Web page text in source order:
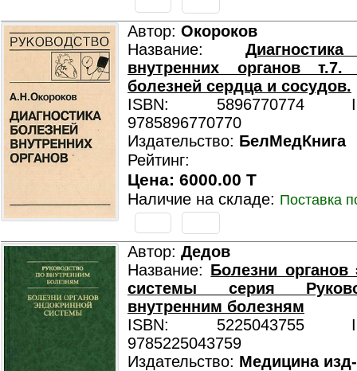
Автор: Окороков
Название:
внутренних органов т.7.
болезней сердца и сосудов.
ISBN: 5896770774
9785896770770
Издательство: БелМедКнига
Рейтинг:
Цена: 6000.00 T
Наличие на складе: Поставка
Автор: Дедов
Название: Болезни органов
системы серия
внутренним болезням
ISBN: 5225043755
9785225043759
Издательство: Медицина